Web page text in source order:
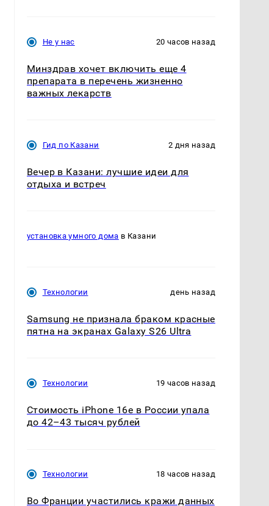
Не у нас 20 часов назад
Минздрав хочет включить еще 4
препарата в перечень жизненно
важных лекарств
Гид по Казани 2 дня назад
Вечер в Казани: лучшие идеи для
отдыха и встреч
установка умного дома в Казани
Технологии день назад
Samsung не признала браком красные
пятна на экранах Galaxy S26 Ultra
Технологии 19 часов назад
Стоимость iPhone 16e в России упала
до 42–43 тысяч рублей
Технологии 18 часов назад
Во Франции участились кражи данных